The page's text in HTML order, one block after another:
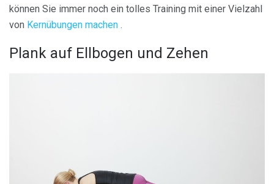
können Sie immer noch ein tolles Training mit einer Vielzahl
von Kernübungen machen .
Plank auf Ellbogen und Zehen